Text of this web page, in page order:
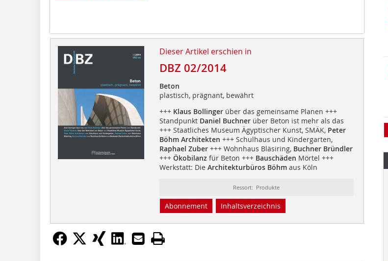
Dieser Artikel erschien in
DBZ 02/2014
Beton
plastisch, prägnant, bewährt
+++ Klaus Bollingerüber das gemeinsame Planen +++
Standpunkt Daniel Buchnerüber Beton ist mehr als das
+++ Staatliches Museum Ägyptischer Kunst, SMÄK, Peter
Böhm Architekten +++ Schulhaus und Kindergarten,
Raphael Zuber+++ Wohnhaus Bläsiring, Buchner Bründler
+++ Ökobilanz für Beton +++ Bauschäden Mörtel +++
Werkstatt: Die Architekturbüros Böhmaus Köln
Ressort: Produkte
Abonnement Inhaltsverzeichnis